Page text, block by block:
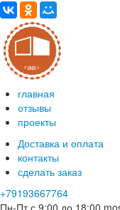
главная
отзывы
проекты
Доставка и оплата
контакты
сделать заказ
+79193667764
Пн-Пт с 9:00 до 18:00